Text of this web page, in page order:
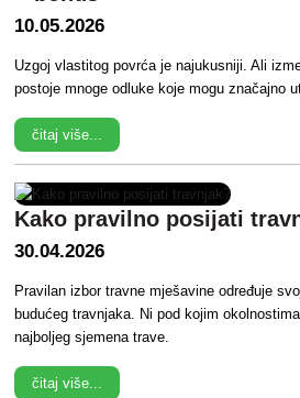
10.05.2026
Uzgoj vlastitog povrća je najukusniji. Ali
postoje mnoge odluke koje mogu značajno
čitaj više...
Kako pravilno posijati
30.04.2026
Pravilan izbor travne mješavine određuje
budućeg travnjaka. Ni pod kojim
najboljeg sjemena trave.
čitaj više...